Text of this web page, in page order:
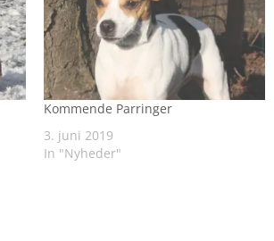
Kommende Parringer
3. juni 2019
In "Nyheder"